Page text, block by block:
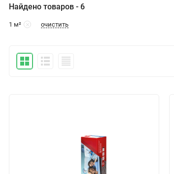
Найдено товаров - 6
1 м² очистить